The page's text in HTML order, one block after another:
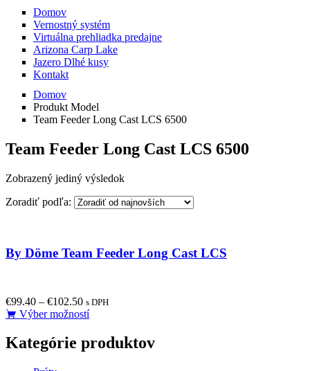
Domov
Vernostný systém
Virtuálna prehliadka predajne
Arizona Carp Lake
Jazero Dlhé kusy
Kontakt
Domov
Produkt Model
Team Feeder Long Cast LCS 6500
Team Feeder Long Cast LCS 6500
Zobrazený jediný výsledok
Zoradiť podľa:
By Döme Team Feeder Long Cast LCS
€99.40 – €102.50 s DPH
Výber možnostíThis
has
multiple
Kategórie produktov